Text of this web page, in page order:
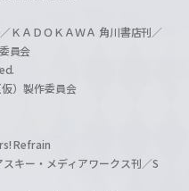
ＫＡＤＯＫＡＷＡ 角川書店刊／
員会
）製作委員会
Refrain
キー・メディアワークス刊／S